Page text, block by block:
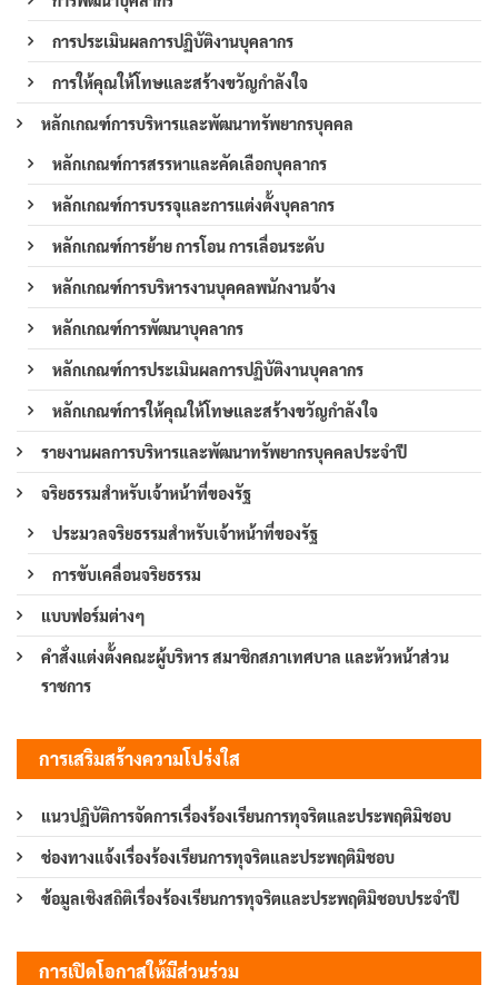
การประเมินผลการปฏิบัติงานบุคลากร
การให้คุณให้โทษและสร้างขวัญกำลังใจ
หลักเกณฑ์การบริหารและพัฒนาทรัพยากรบุคคล
หลักเกณฑ์การสรรหาและคัดเลือกบุคลากร
หลักเกณฑ์การบรรจุและการแต่งตั้งบุคลากร
หลักเกณฑ์การย้าย การโอน การเลื่อนระดับ
หลักเกณฑ์การบริหารงานบุคคลพนักงานจ้าง
หลักเกณฑ์การพัฒนาบุคลากร
หลักเกณฑ์การประเมินผลการปฏิบัติงานบุคลากร
หลักเกณฑ์การให้คุณให้โทษและสร้างขวัญกำลังใจ
รายงานผลการบริหารและพัฒนาทรัพยากรบุคคลประจำปี
จริยธรรมสำหรับเจ้าหน้าที่ของรัฐ
ประมวลจริยธรรมสำหรับเจ้าหน้าที่ของรัฐ
การขับเคลื่อนจริยธรรม
แบบฟอร์มต่างๆ
คำสั่งแต่งตั้งคณะผู้บริหาร สมาชิกสภาเทศบาล และหัวหน้าส่วน
ราชการ
การเสริมสร้างความโปร่งใส
แนวปฏิบัติการจัดการเรื่องร้องเรียนการทุจริตและประพฤติมิชอบ
ช่องทางแจ้งเรื่องร้องเรียนการทุจริตและประพฤติมิชอบ
ข้อมูลเชิงสถิติเรื่องร้องเรียนการทุจริตและประพฤติมิชอบประจำปี
การเปิดโอกาสให้มีส่วนร่วม